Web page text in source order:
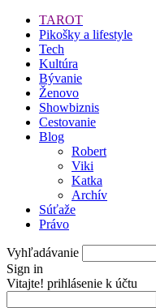
TAROT
Pikošky a lifestyle
Tech
Kultúra
Bývanie
Ženovo
Showbiznis
Cestovanie
Blog
Robert
Viki
Katka
Archív
Súťaže
Právo
Vyhľadávanie
Sign in
Vitajte! prihlásenie k účtu